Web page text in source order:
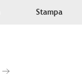
Stampa